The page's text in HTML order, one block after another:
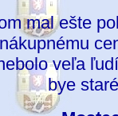
ešte pol
veľa
bye